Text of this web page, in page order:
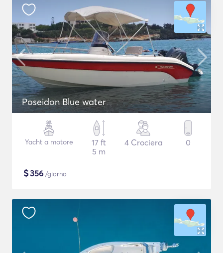
Poseidon Blue water
Yacht a motore
17 ft
5 m
4 Crociera 0
$356 /giorno